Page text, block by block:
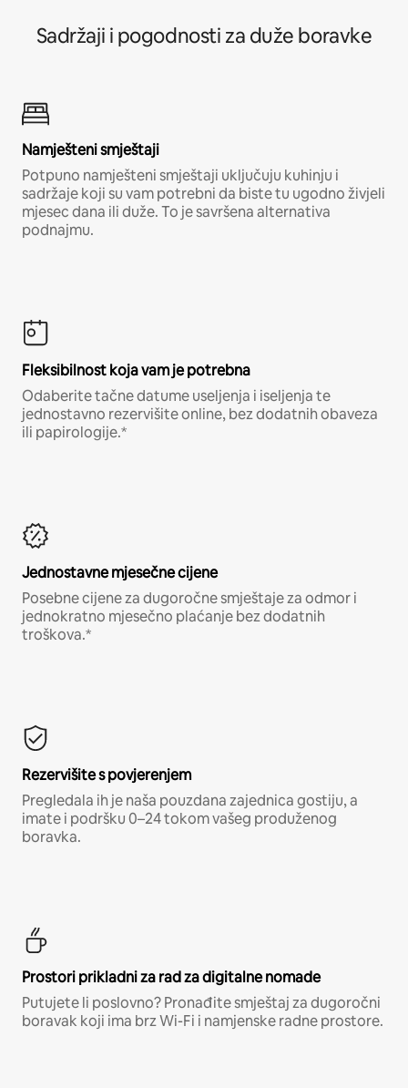
Sadržaji i pogodnosti za duže boravke
Namješteni smještaji
Potpuno namješteni smještaji uključuju kuhinju i
sadržaje koji su vam potrebni da biste tu ugodno živjeli
mjesec dana ili duže. To je savršena alternativa
podnajmu.
Fleksibilnost koja vam je potrebna
Odaberite tačne datume useljenja i iseljenja te
jednostavno rezervišite online, bez dodatnih obaveza
ili papirologije.*
Jednostavne mjesečne cijene
Posebne cijene za dugoročne smještaje za odmor i
jednokratno mjesečno plaćanje bez dodatnih
troškova.*
Rezervišite s povjerenjem
Pregledala ih je naša pouzdana zajednica gostiju, a
imate i podršku 0–24 tokom vašeg produženog
boravka.
Prostori prikladni za rad za digitalne nomade
Putujete li poslovno? Pronađite smještaj za dugoročni
boravak koji ima brz Wi-Fi i namjenske radne prostore.